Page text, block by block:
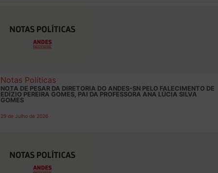
Notas Políticas
NOTA DE PESAR DA DIRETORIA DO ANDES-SN PELO FALECIMENTO DE
EDÍZIO PEREIRA GOMES, PAI DA PROFESSORA ANA LÚCIA SILVA
GOMES
29 de Julho de 2026